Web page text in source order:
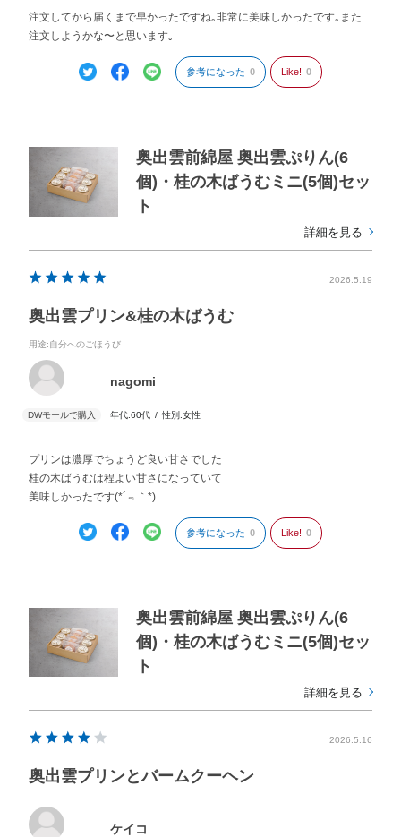
注文してから届くまで早かったですね｡非常に美味しかったです｡また
注文しようかな〜と思います｡
参考になった 0 Like! 0
奥出雲前綿屋 奥出雲ぷりん(6
個)・桂の木ばうむミニ(5個)セッ
ト
詳細を見る
2026.5.19
奥出雲プリン&桂の木ばうむ
用途:自分へのごほうび
nagomi
年代:60代 性別:女性
プリンは濃厚でちょうど良い甘さでした
桂の木ばうむは程よい甘さになっていて
美味しかったです(*´﹃｀*)
参考になった 0 Like! 0
奥出雲前綿屋 奥出雲ぷりん(6
個)・桂の木ばうむミニ(5個)セッ
ト
詳細を見る
2026.5.16
奥出雲プリンとバームクーヘン
ケイコ